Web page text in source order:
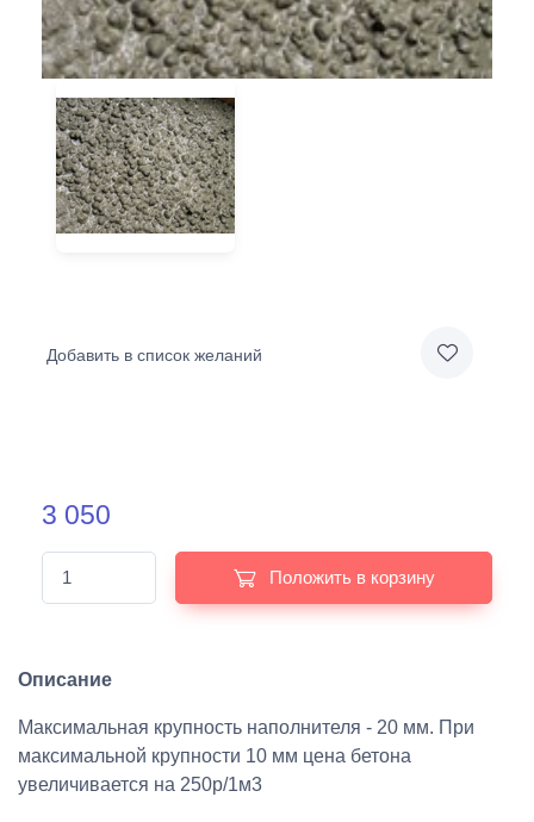
Добавить в список желаний
3 050
Положить в корзину
Описание
Максимальная крупность наполнителя - 20 мм. При
максимальной крупности 10 мм цена бетона
увеличивается на 250р/1м3